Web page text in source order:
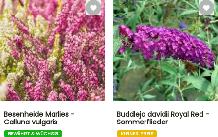
Besenheide Marlies -
Calluna vulgaris
BEWÄHRT & WÜCHSIG
Buddleja davidii Royal Red -
Sommerflieder
KLEINER PREIS